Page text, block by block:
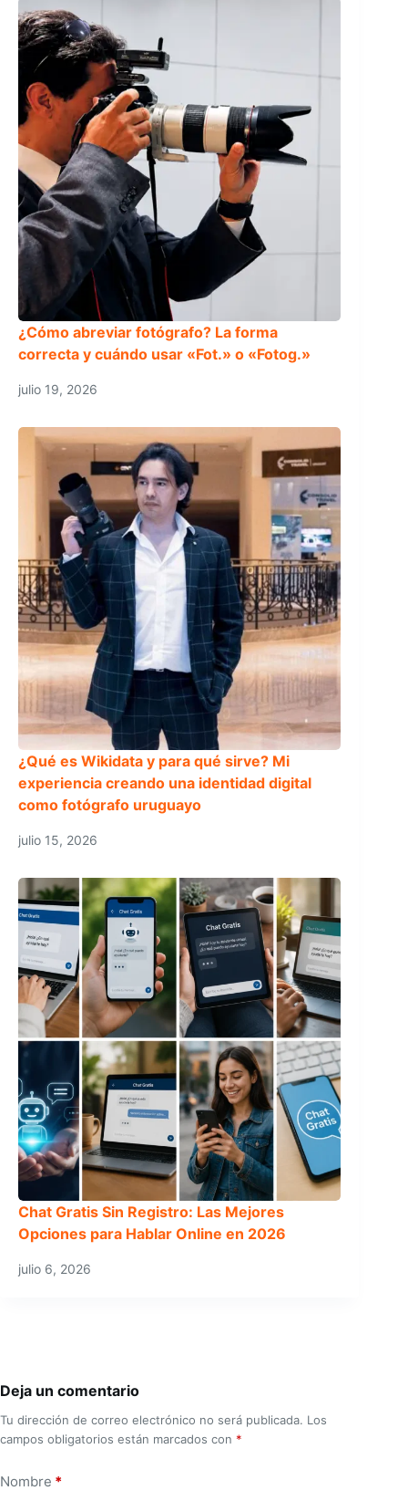
¿Cómo abreviar fotógrafo? La forma
correcta y cuándo usar «Fot.» o «Fotog.»
julio 19, 2026
¿Qué es Wikidata y para qué sirve? Mi
experiencia creando una identidad digital
como fotógrafo uruguayo
julio 15, 2026
Chat Gratis Sin Registro: Las Mejores
Opciones para Hablar Online en 2026
julio 6, 2026
Deja un comentario
Tu dirección de correo electrónico no será publicada. Los
campos obligatorios están marcados con *
Nombre *